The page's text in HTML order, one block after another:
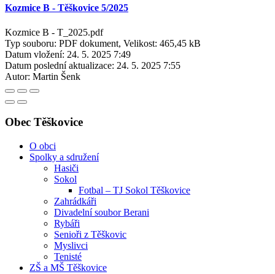
Kozmice B - Těškovice 5/2025
Kozmice B - T_2025.pdf
Typ souboru: PDF dokument, Velikost: 465,45 kB
Datum vložení: 24. 5. 2025 7:49
Datum poslední aktualizace: 24. 5. 2025 7:55
Autor: Martin Šenk
Obec Těškovice
O obci
Spolky a sdružení
Hasiči
Sokol
Fotbal – TJ Sokol Těškovice
Zahrádkáři
Divadelní soubor Berani
Rybáři
Senioři z Těškovic
Myslivci
Tenisté
ZŠ a MŠ Těškovice